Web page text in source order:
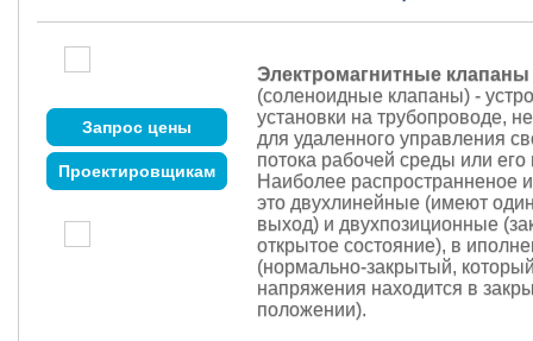
Запрос цены
Проектировщикам
Электромагнитные клапаны
(соленоидные клапаны) -
установки на трубопроводе,
для удаленного управления
потока рабочей среды или
Наиболее распространненое
это двухлинейные (имеют
выход) и двухпозиционные
открытое состояние), в
(нормально-закрытый,
напряжения находится в
положении).